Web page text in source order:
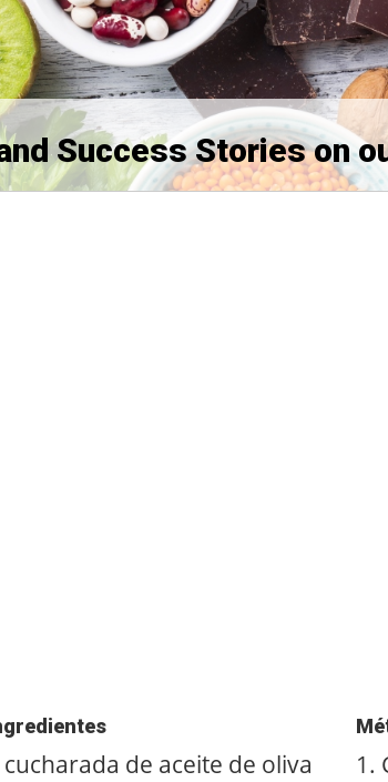
Success Stories on
cucharada de aceite de oliva
1.